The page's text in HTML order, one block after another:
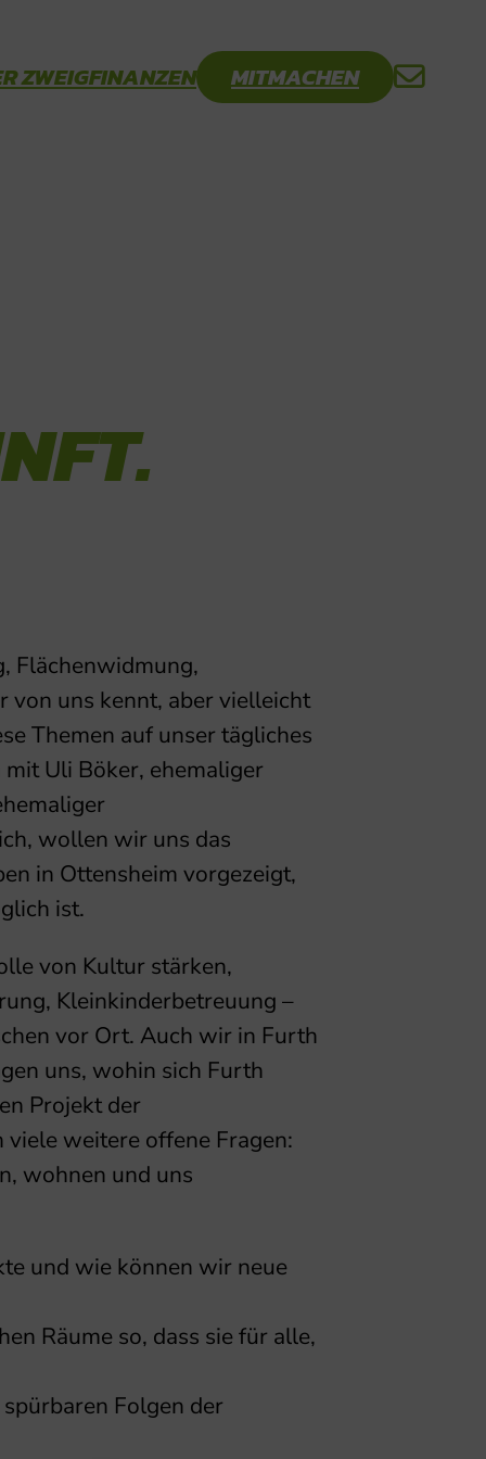
ZWEIGFINANZEN MITMACHEN
Flächenwidmung,
von uns kennt, aber vielleicht
Themen auf unser tägliches
Uli Böker, ehemaliger
wollen wir uns das
in Ottensheim vorgezeigt,
ist.
von Kultur stärken,
Kleinkinderbetreuung –
vor Ort. Auch wir in Furth
uns, wohin sich Furth
Projekt der
weitere offene Fragen:
wohnen und uns
und wie können wir neue
Räume so, dass sie für alle,
Folgen der